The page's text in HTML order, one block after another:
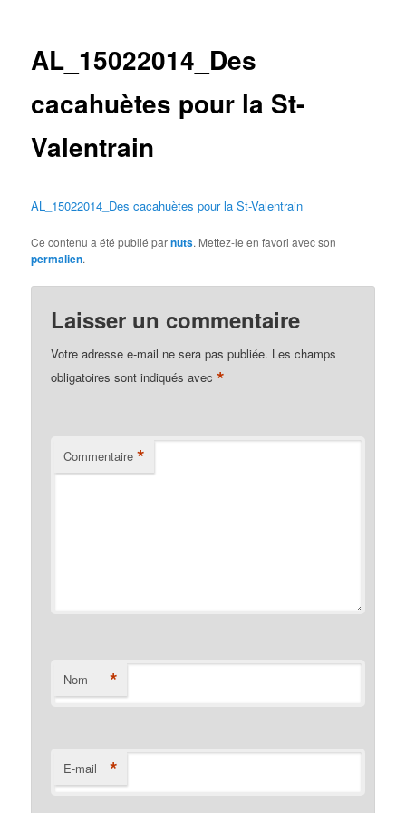
AL_15022014_Des
cacahuètes pour la St-
Valentrain
AL_15022014_Des cacahuètes pour la St-Valentrain
Ce contenu a été publié parnuts. Mettez-le en favori avec son
permalien.
Laisser un commentaire
Votre adresse e-mail ne sera pas publiée. Les champs
obligatoires sont indiqués avec*
Commentaire *
Nom *
E-mail *